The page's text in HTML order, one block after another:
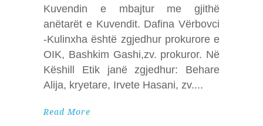
Kuvendin e mbajtur me gjithë
anëtarët e Kuvendit. Dafina Vërbovci
-Kulinxha është zgjedhur prokurore e
OIK, Bashkim Gashi,zv. prokuror. Në
Këshill Etik janë zgjedhur: Behare
Alija, kryetare, Irvete Hasani, zv.
Read More